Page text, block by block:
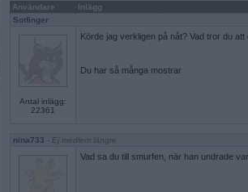
Användare
Inlägg
Sotfinger
Antal inlägg:
22361
Körde jag verkligen på nåt? Vad tror du att
Du har så många mostrar
nina733 - Ej medlem längre
Vad sa du till smurfen, när han undrade